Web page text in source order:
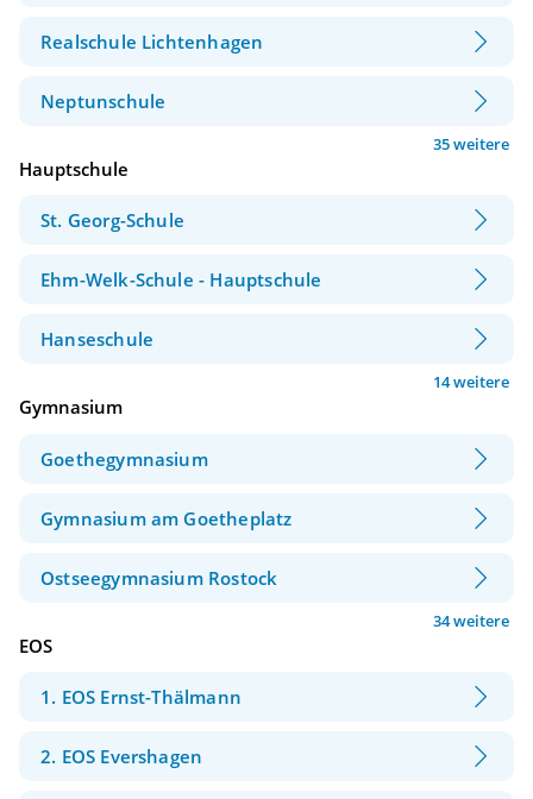
Realschule Lichtenhagen
Neptunschule
35 weitere
Hauptschule
St. Georg-Schule
Ehm-Welk-Schule - Hauptschule
Hanseschule
14 weitere
Gymnasium
Goethegymnasium
Gymnasium am Goetheplatz
Ostseegymnasium Rostock
34 weitere
EOS
1. EOS Ernst-Thälmann
2. EOS Evershagen